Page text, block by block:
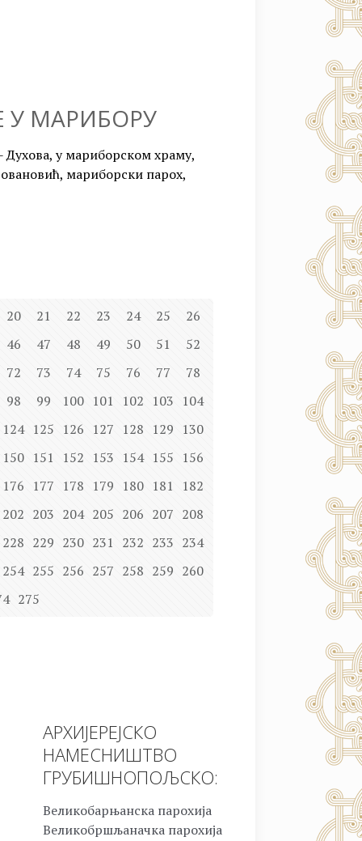
У МАРИБОРУ
Духова, у мариборском храму,
мариборски парох,
20 21 22 23 24 25
26
46
47 48 49 50 51
52
72
73 74 75 76 77
78
98
99 100 101 102 103 104
124 125 126 127 128 129 130
150 151 152 153 154 155 156
176 177 178 179 180 181
182
202 203 204 205 206 207 208
228 229 230 231 232 233 234
254 255 256 257 258 259 260
275
АРХИЈЕРЕЈСКО
НАМЕСНИШТВО
ГРУБИШНОПОЉСКО:
Великобарњанска парохија
Великобршљаначка парохија